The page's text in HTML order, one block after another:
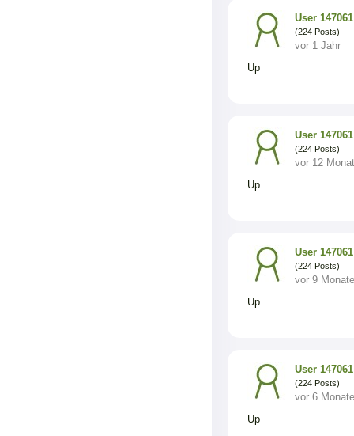
User 147061
(224 Posts)
vor 1 Jahr
Up
User 147061
(224 Posts)
vor 12
Up
User 147061
(224 Posts)
vor 9
Up
User 147061
(224 Posts)
vor 6
Up